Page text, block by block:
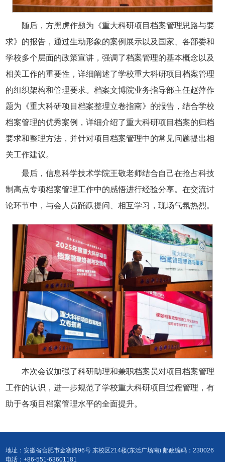
随后，方黑虎作题为《重大科研项目档案管理思路与要
求》的报告，通过生动形象的案例展示以及国家、各部委和
学校多个层面的政策宣讲，强调了档案管理的基本概念以及
相关工作的重要性，详细阐述了学校重大科研项目档案管理
的组织架构和管理要求。档案文博院业务指导部主任赵萍作
题为《重大科研项目档案整理立卷指南》的报告，结合学校
档案管理的优秀案例，详细介绍了重大科研项目档案的归档
要求和整理方法，并针对项目档案管理中的常见问题提出相
关工作建议。
最后，信息科学技术学院王敬老师结合自己在抢占科技
制高点专项档案管理工作中的感悟进行经验分享。在交流讨
论环节中，与会人员踊跃提问、相互学习，现场气氛热烈。
本次会议加强了科研助理和兼职档案员对项目档案管理
工作的认识，进一步规范了学校重大科研项目过程管理，有
助于各项目档案管理水平的全面提升。
地址：安徽省合肥市金寨路96号 东校区214楼(东活广场南) 邮政编码：230026
电话：+86-551-63601181